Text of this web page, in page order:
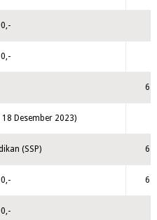
Desember 2023)
(SSP)